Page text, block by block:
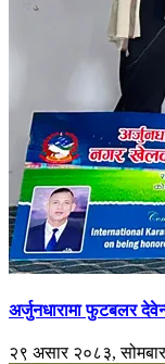
अर्जुनधारामा फुटबलर
२९ असार २०८३,